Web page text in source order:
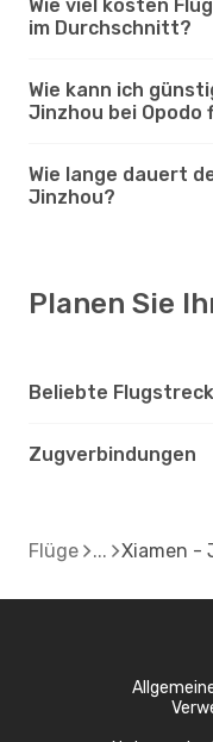
Wie viel kosten
im Durchschnitt?
Wie kann ich
Jinzhou bei Opodo
Wie lange dauert
Jinzhou?
Planen Sie
Beliebte
Zugverbindungen
Flüge Xiamen -